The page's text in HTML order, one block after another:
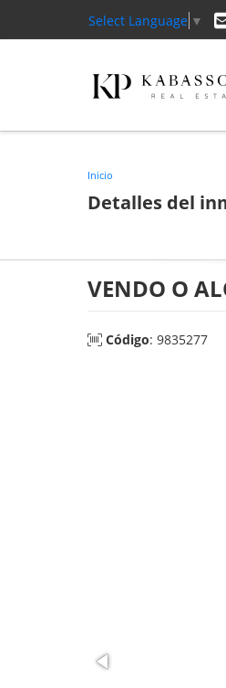
Select Language ▼
Inicio
Detalles del
VENDO O
Código: 9835277